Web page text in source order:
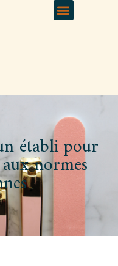
établi pour
normes